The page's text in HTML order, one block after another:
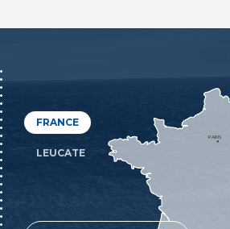
FRANCE
LEUCATE
PARIS